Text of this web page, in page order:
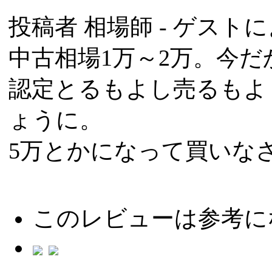
投稿者 相場師 - ゲスト
中古相場1万～2万。今
認定とるもよし売るも
ょうに。
5万とかになって買いな
このレビューは参考